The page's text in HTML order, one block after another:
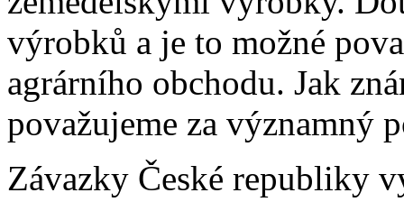
výrobků a je to možné
agrárního obchodu. Jak
považujeme za významný
Závazky České republiky